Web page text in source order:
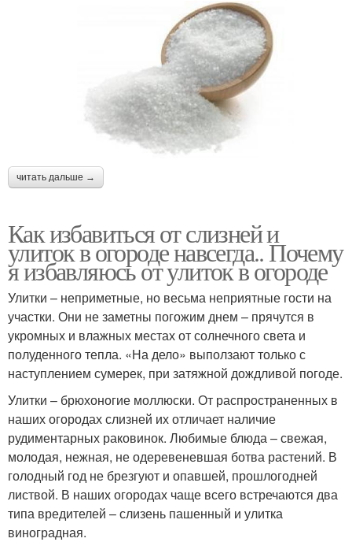
читать дальше →
Как избавиться от слизней и
улиток в огороде навсегда.. Почему
я избавляюсь от улиток в огороде
Улитки – неприметные, но весьма неприятные гости на
участки. Они не заметны погожим днем – прячутся в
укромных и влажных местах от солнечного света и
полуденного тепла. «На дело» выползают только с
наступлением сумерек, при затяжной дождливой погоде.
Улитки – брюхоногие моллюски. От распространенных в
наших огородах слизней их отличает наличие
рудиментарных раковинок. Любимые блюда – свежая,
молодая, нежная, не одеревеневшая ботва растений. В
голодный год не брезгуют и опавшей, прошлогодней
листвой. В наших огородах чаще всего встречаются два
типа вредителей – слизень пашенный и улитка
виноградная.